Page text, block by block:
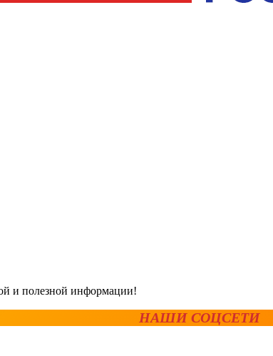
и полезной информации!
НАШИ СОЦСЕТИ